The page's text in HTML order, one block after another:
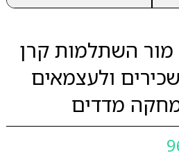
מור השתלמות קרן
ולעצמאים
מדדים